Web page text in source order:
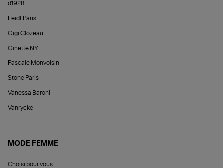
d1928
Feidt Paris
Gigi Clozeau
Ginette NY
Pascale Monvoisin
Stone Paris
Vanessa Baroni
Vanrycke
MODE FEMME
Choisi pour vous